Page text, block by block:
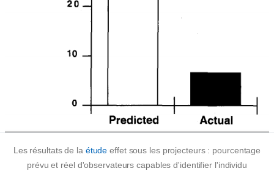
Les résultats de la étude effet sous les projecteurs : pourcentage
prévu et réel d'observateurs capables d'identifier l'individu